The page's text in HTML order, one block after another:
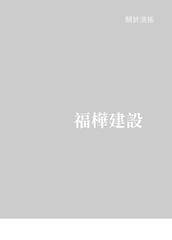
關於演拓
福樺建設
Works